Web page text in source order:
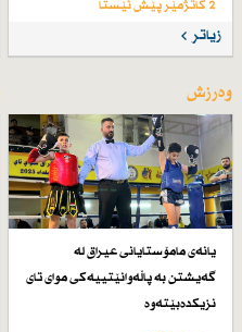
2 کاتژمێر پێش ئێستا
زیاتر
وەرزش
یانەی مامۆستایانی عیراق لە
گەیشتن بە پاڵەوانێتییەكی موای تای
نزیكدەبێتەوە